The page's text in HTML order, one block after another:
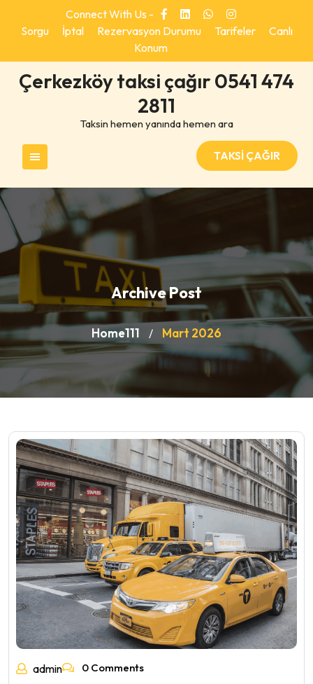
Connect With Us -
Sorgu
İptal Rezervasyon Durumu Tarifeler
Canlı
Konum
Çerkezköy taksi çağır 0541 474
2811
Taksin hemen yanında hemen ara
TAKSİ ÇAĞIR
Archive Post
Home111 / Mart 2026
admin 0 Comments